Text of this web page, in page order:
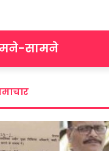
सामने